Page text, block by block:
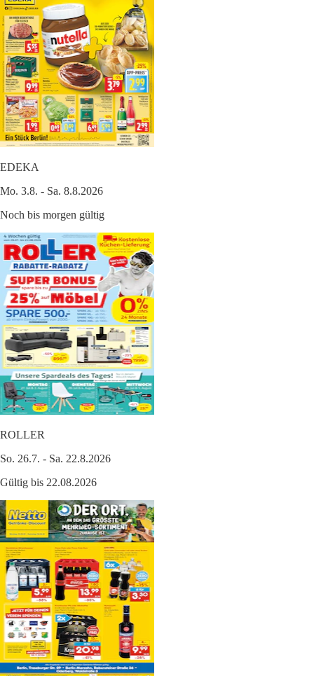
EDEKA
Mo. 3.8. - Sa. 8.8.2026
Noch bis morgen gültig
ROLLER
So. 26.7. - Sa. 22.8.2026
Gültig bis 22.08.2026